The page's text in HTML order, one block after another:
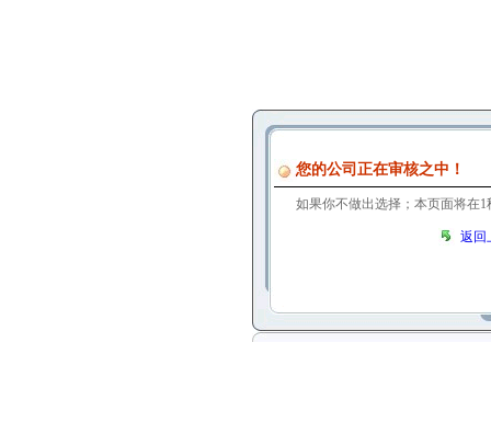
您的公司正在审核之中！
如果你不做出选择；本页面将在1
返回